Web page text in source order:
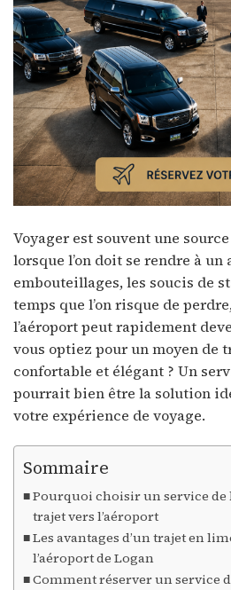
Voyager est souvent une
lorsque l’on doit se rendre à un
embouteillages, les soucis de
temps que l’on risque de
l’aéroport peut rapidement
vous optiez pour un moyen de
confortable et élégant ? Un
pourrait bien être la solution
votre expérience de voyage.
Sommaire
Pourquoi choisir un service
trajet vers l’aéroport
Les avantages d’un trajet en
l’aéroport de Logan
Comment réserver un service